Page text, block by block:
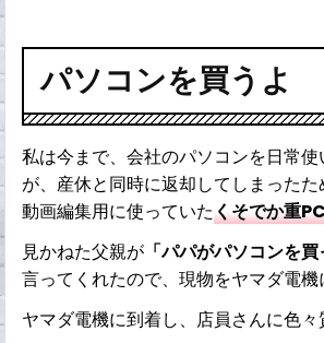
パソコンを買うよ
私は今まで、会社のパソコンを日常
が、産休と同時に返却してしまった
動画編集用に使っていたくそでか重
見かねた父親が 「パパがパソコンを
言ってくれたので、現物をヤマダ電機
ヤマダ電機に到着し、店員さんに色々